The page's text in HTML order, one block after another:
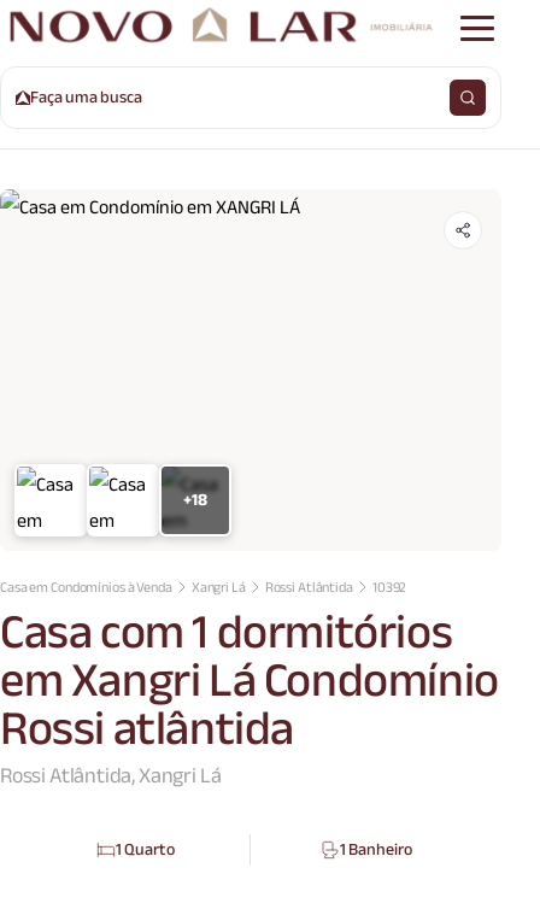
Faça uma busca
+18
Casa em Condomínios à Venda Xangri Lá Rossi Atlântida 10392
Casa com 1 dormitórios
em Xangri Lá Condomínio
Rossi atlântida
Rossi Atlântida, Xangri Lá
1 Quarto 1 Banheiro